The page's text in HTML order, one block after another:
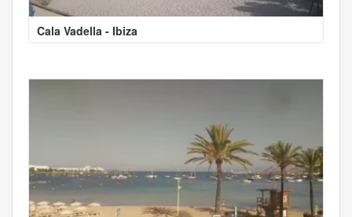
Cala Vadella - Ibiza